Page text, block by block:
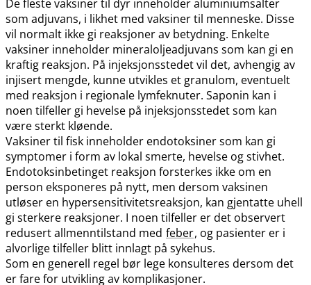
De fleste vaksiner til dyr inneholder aluminiumsalter
som adjuvans, i likhet med vaksiner til menneske. Disse
vil normalt ikke gi reaksjoner av betydning. Enkelte
vaksiner inneholder mineraloljeadjuvans som kan gi en
kraftig reaksjon. På injeksjonsstedet vil det, avhengig av
injisert mengde, kunne utvikles et granulom, eventuelt
med reaksjon i regionale lymfeknuter. Saponin kan i
noen tilfeller gi hevelse på injeksjonsstedet som kan
være sterkt kløende.
Vaksiner til fisk inneholder endotoksiner som kan gi
symptomer i form av lokal smerte, hevelse og stivhet.
Endotoksinbetinget reaksjon forsterkes ikke om en
person eksponeres på nytt, men dersom vaksinen
utløser en hypersensitivitetsreaksjon, kan gjentatte uhell
gi sterkere reaksjoner. I noen tilfeller er det observert
redusert allmenntilstand med feber, og pasienter er i
alvorlige tilfeller blitt innlagt på sykehus.
Som en generell regel bør lege konsulteres dersom det
er fare for utvikling av komplikasjoner.